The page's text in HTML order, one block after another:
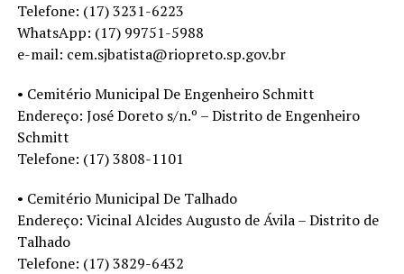
Telefone: (17) 3231-6223
WhatsApp: (17) 99751-5988
e-mail: cem.sjbatista@riopreto.sp.gov.br
• Cemitério Municipal De Engenheiro Schmitt
Endereço: José Doreto s/n.º – Distrito de Engenheiro
Schmitt
Telefone: (17) 3808-1101
• Cemitério Municipal De Talhado
Endereço: Vicinal Alcides Augusto de Ávila – Distrito de
Talhado
Telefone: (17) 3829-6432